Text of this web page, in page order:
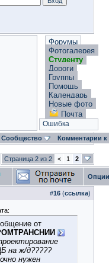
Форумы
Фотогалерея
Студенту
Дороги
Группы
Помощь
Календарь
Новые фото
Почта
Ошибка
Сообщество Комментарии
Страница 2 из 2 < 1 2
#16 (ссылка)
от
на ж/д?????
нужен